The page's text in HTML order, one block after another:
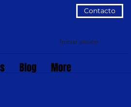
Contacto
Iniciar sesión
Blog More